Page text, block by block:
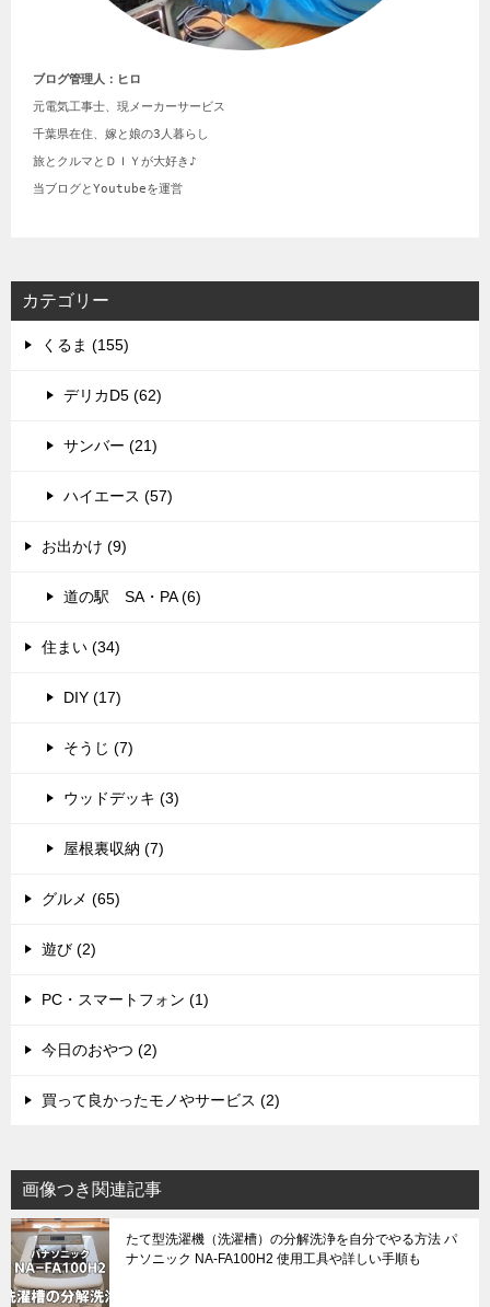
ブログ管理人：ヒロ
元電気工事士、現メーカーサービス
千葉県在住、嫁と娘の3人暮らし
旅とクルマとＤＩＹが大好き♪
当ブログとYoutubeを運営
カテゴリー
くるま (155)
デリカD5 (62)
サンバー (21)
ハイエース (57)
お出かけ (9)
道の駅 SA・PA (6)
住まい (34)
DIY (17)
そうじ (7)
ウッドデッキ (3)
屋根裏収納 (7)
グルメ (65)
遊び (2)
PC・スマートフォン (1)
今日のおやつ (2)
買って良かったモノやサービス (2)
画像つき関連記事
たて型洗濯機（洗濯槽）の分解洗浄を自分でやる方法 パ
ナソニック NA-FA100H2 使用工具や詳しい手順も